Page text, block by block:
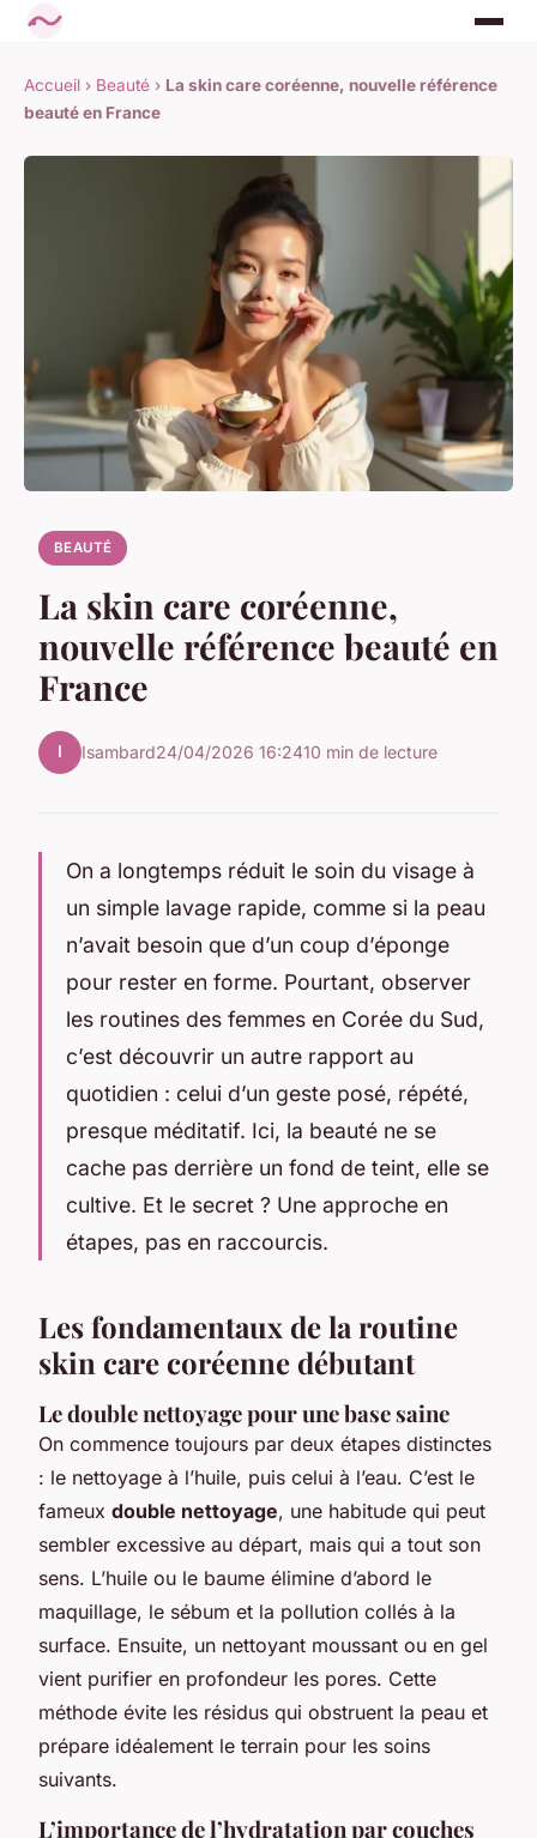
Accueil › Beauté › La skin care coréenne, nouvelle référence
beauté en France
BEAUTÉ
La skin care coréenne,
nouvelle référence beauté en
France
I Isambard24/04/2026 16:2410 min de lecture
On a longtemps réduit le soin du visage à
un simple lavage rapide, comme si la peau
n’avait besoin que d’un coup d’éponge
pour rester en forme. Pourtant, observer
les routines des femmes en Corée du Sud,
c’est découvrir un autre rapport au
quotidien : celui d’un geste posé, répété,
presque méditatif. Ici, la beauté ne se
cache pas derrière un fond de teint, elle se
cultive. Et le secret ? Une approche en
étapes, pas en raccourcis.
Les fondamentaux de la routine
skin care coréenne débutant
Le double nettoyage pour une base saine
On commence toujours par deux étapes distinctes
: le nettoyage à l’huile, puis celui à l’eau. C’est le
fameux double nettoyage, une habitude qui peut
sembler excessive au départ, mais qui a tout son
sens. L’huile ou le baume élimine d’abord le
maquillage, le sébum et la pollution collés à la
surface. Ensuite, un nettoyant moussant ou en gel
vient purifier en profondeur les pores. Cette
méthode évite les résidus qui obstruent la peau et
prépare idéalement le terrain pour les soins
suivants.
L’importance de l’hydratation par couches